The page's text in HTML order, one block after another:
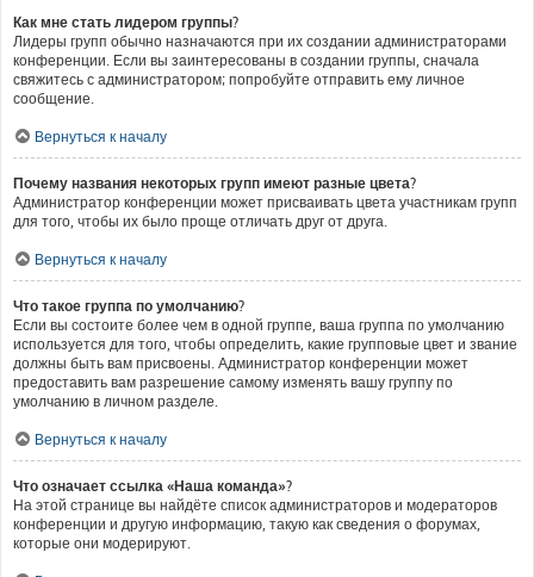
Как мне стать лидером группы?
Лидеры групп обычно назначаются при их создании администраторами
конференции. Если вы заинтересованы в создании группы, сначала
свяжитесь с администратором; попробуйте отправить ему личное
сообщение.
Вернуться к началу
Почему названия некоторых групп имеют разные цвета?
Администратор конференции может присваивать цвета участникам групп
для того, чтобы их было проще отличать друг от друга.
Вернуться к началу
Что такое группа по умолчанию?
Если вы состоите более чем в одной группе, ваша группа по умолчанию
используется для того, чтобы определить, какие групповые цвет и звание
должны быть вам присвоены. Администратор конференции может
предоставить вам разрешение самому изменять вашу группу по
умолчанию в личном разделе.
Вернуться к началу
Что означает ссылка «Наша команда»?
На этой странице вы найдёте список администраторов и модераторов
конференции и другую информацию, такую как сведения о форумах,
которые они модерируют.